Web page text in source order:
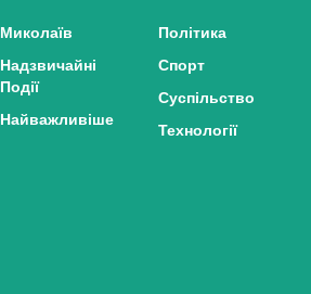
Миколаїв
Надзвичайні
Події
Найважливіше
Політика
Спорт
Суспільство
Технології